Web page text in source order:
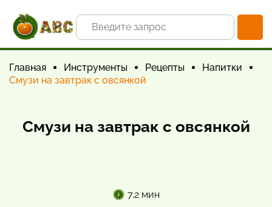
Главная Инструменты Рецепты
Напитки
Смузи на завтрак с овсянкой
Смузи на завтрак с овсянкой
7.2 мин